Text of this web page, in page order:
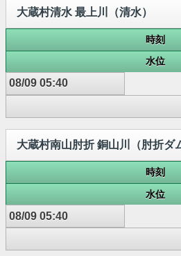
大蔵村清水 最上川（清水）
時刻
水位
08/09 05:40
大蔵村南山肘折 銅山川（肘折ダ
時刻
水位
08/09 05:40